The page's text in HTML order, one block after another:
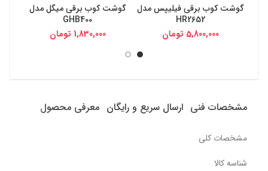
گوشت کوب برقی فیلیپس مدل
HR2652
5,800,000 تومان
گوشت کوب برقی میگل مدل
GHB400
1,830,000 تومان
مشخصات فنی ارسال سریع و رایگان معرفی محصول
مشخصات کلی
شناسه کالا